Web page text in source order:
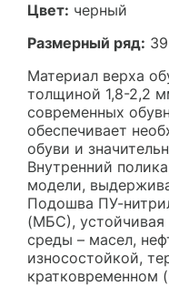
Цвет: черный
Размерный ряд:
Материал верха
толщиной 1,8-2,2
современных
обеспечивает
обуви и
Внутренний
модели,
Подошва ПУ-
(МБС), устойчивая
среды – масел,
износостойкой,
кратковременном